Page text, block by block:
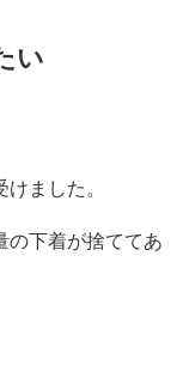
い
ました。
の下着が捨ててあ